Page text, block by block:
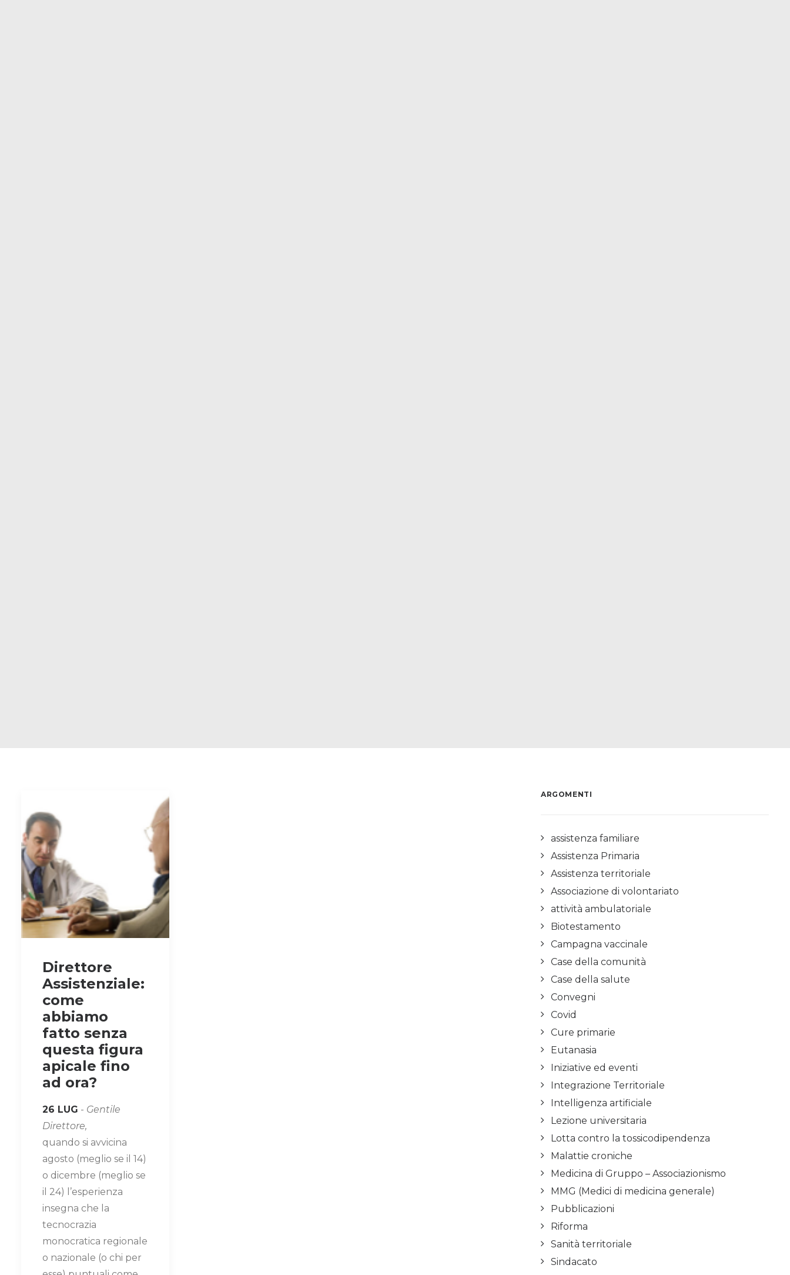
Direttore
Assistenziale:
come
abbiamo
fatto senza
questa figura
apicale fino
ad ora?
26 LUG - Gentile
Direttore,
quando si avvicina
agosto (meglio se il 14)
o dicembre (meglio se
il 24) l’esperienza
insegna che la
tecnocrazia
monocratica regionale
o nazionale (o chi per
ARGOMENTI
assistenza familiare
Assistenza Primaria
Assistenza territoriale
Associazione di volontariato
attività ambulatoriale
Biotestamento
Campagna vaccinale
Case della comunità
Case della salute
Convegni
Covid
Cure primarie
Eutanasia
Iniziative ed eventi
Integrazione Territoriale
Intelligenza artificiale
Lezione universitaria
Lotta contro la tossicodipendenza
Malattie croniche
Medicina di Gruppo – Associazionismo
MMG (Medici di medicina generale)
Pubblicazioni
Riforma
Sanità territoriale
Sindacato